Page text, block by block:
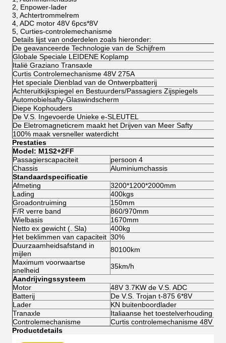
2, Enpower-lader
3, Achtertrommelrem
4, ADC motor 48V 6pcs*8V
5, Curties-controlemechanisme
Details lijst van onderdelen zoals hieronder:
De geavanceerde Technologie van de Schijfrem
Globale Speciale LEIDENE Koplamp
Italië Graziano Transaxle
Curtis Controlemechanisme 48V 275A
Het speciale Dienblad van de Ontwerpbatterij
Achteruitkijkspiegel en Bestuurders/Passagiers Zijspiegels
Automobielsafty-Glaswindscherm
Diepe Kophouders
De V.S. Ingevoerde Unieke e-SLEUTEL
De Eletromagneticrem maakt het Drijven van Meer Safty
100% maak versneller waterdicht
Prestaties
Model: M1S2+2FF
Passagierscapaciteit
persoon 4
Chassis
Aluminiumchassis
Standaardspecificatie
Afmeting
3200*1200*2000mm
Lading
400kgs
Groadontruiming
150mm
F/R verre band
860/970mm
Wielbasis
1670mm
Netto ex gewicht (. Sla)
400kg
Het beklimmen van capaciteit 30%
Duurzaamheidsafstand in
mijlen
80100km
Maximum voorwaartse
snelheid
35km/h
Aandrijvingssysteem
Motor
48V 3.7KW de V.S. ADC
Batterij
De V.S. Trojan t-875 6*8V
Lader
KN buitenboordlader
Tranaxle
Italiaanse het toestelverhouding
Controlemechanisme
Curtis controlemechanisme 48V
Productdetails